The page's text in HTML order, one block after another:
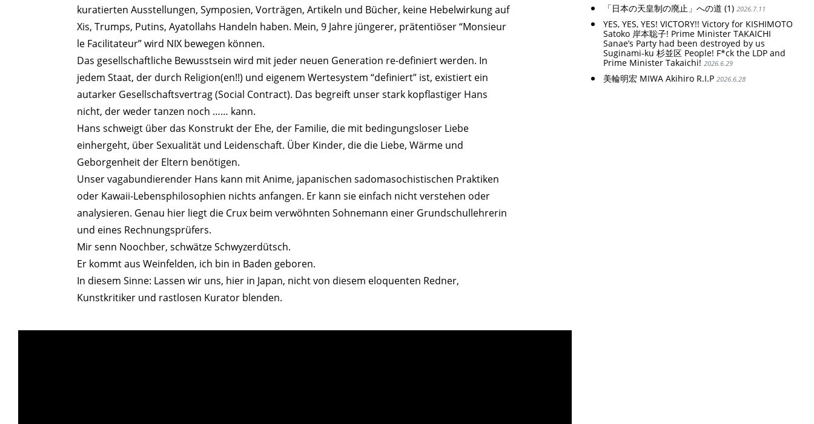
kuratierten Ausstellungen, Symposien, Vorträgen, Artikeln und Bücher, keine Hebelwirkung auf
Xis, Trumps, Putins, Ayatollahs Handeln haben. Mein, 9 Jahre jüngerer, prätentiöser “Monsieur
le Facilitateur” wird NIX bewegen können.
Das gesellschaftliche Bewusstsein wird mit jeder neuen Generation re-definiert werden. In
jedem Staat, der durch Religion(en!!) und eigenem Wertesystem “definiert” ist, existiert ein
autarker Gesellschaftsvertrag (Social Contract). Das begreift unser stark kopflastiger Hans
nicht, der weder tanzen noch …… kann.
Hans schweigt über das Konstrukt der Ehe, der Familie, die mit bedingungsloser Liebe
einhergeht, über Sexualität und Leidenschaft. Über Kinder, die die Liebe, Wärme und
Geborgenheit der Eltern benötigen.
Unser vagabundierender Hans kann mit Anime, japanischen sadomasochistischen Praktiken
oder Kawaii-Lebensphilosophien nichts anfangen. Er kann sie einfach nicht verstehen oder
analysieren. Genau hier liegt die Crux beim verwöhnten Sohnemann einer Grundschullehrerin
und eines Rechnungsprüfers.
Mir senn Noochber, schwätze Schwyzerdütsch.
Er kommt aus Weinfelden, ich bin in Baden geboren.
In diesem Sinne: Lassen wir uns, hier in Japan, nicht von diesem eloquenten Redner,
Kunstkritiker und rastlosen Kurator blenden.
「日本の天皇制の廃止」への道 (1) 2026.7.11
YES, YES, YES! VICTORY!! Victory for KISHIMOTO
Satoko 岸本聡子! Prime Minister TAKAICHI
Sanae’s Party had been destroyed by us
Suginami-ku 杉並区 People! F*ck the LDP and
Prime Minister Takaichi! 2026.6.29
美輪明宏 MIWA Akihiro R.I.P 2026.6.28